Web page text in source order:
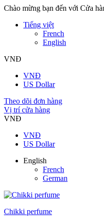
Chào mừng bạn đến với Cửa
Tiếng việt
French
English
VNĐ
VNĐ
US Dollar
Theo dõi đơn hàng
Vị trí cửa hàng
VNĐ
VNĐ
US Dollar
English
French
German
Chikki perfume